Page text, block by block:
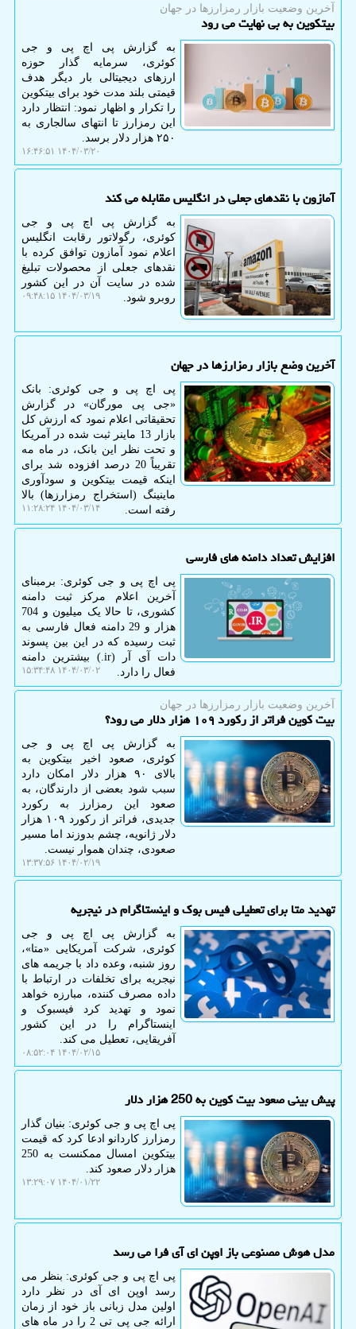
آخرین وضعیت بازار رمزارزها در جهان
بیتکوین به بی نهایت می رود
به گزارش پی اچ پی و جی
کوئری، سرمایه گذار حوزه
ارزهای دیجیتالی بار دیگر هدف
قیمتی بلند مدت خود برای بیتکوین
را تکرار و اظهار نمود: انتظار دارد
این رمزارز تا انتهای سالجاری به
۲۵۰ هزار دلار برسد.
۱۴۰۴/۰۳/۲۰ ۱۶:۴۶:۵۱
آمازون با نقدهای جعلی در انگلیس مقابله می کند
به گزارش پی اچ پی و جی
کوئری، رگولاتور رقابت انگلیس
اعلام نمود آمازون توافق کرده با
نقدهای جعلی از محصولات تبلیغ
شده در سایت آن در این کشور
روبرو شود.
۱۴۰۴/۰۳/۱۹ ۰۹:۴۸:۱۵
آخرین وضع بازار رمزارزها در جهان
پی اچ پی و جی کوئری: بانک
«جی پی مورگان» در گزارش
تحقیقاتی اعلام نمود که ارزش کل
بازار 13 ماینر ثبت شده در آمریکا
و تحت نظر این بانک، در ماه مه
تقریباً 20 درصد افزوده شد برای
اینکه قیمت بیتکوین و سودآوری
ماینینگ (استخراج رمزارزها) بالا
رفته است.
۱۴۰۴/۰۳/۱۴ ۱۱:۲۸:۲۴
افزایش تعداد دامنه های فارسی
پی اچ پی و جی کوئری: برمبنای
آخرین اعلام مرکز ثبت دامنه
کشوری، تا حالا یک میلیون و 704
هزار و 29 دامنه فعال فارسی به
ثبت رسیده که در این بین پسوند
دات آی آر (ir.) بیشترین دامنه
فعال را دارد.
۱۴۰۴/۰۳/۰۲ ۱۵:۳۴:۴۸
آخرین وضعیت بازار رمزارزها در جهان
بیت کوین فراتر از رکورد ۱۰۹ هزار دلار می رود؟
به گزارش پی اچ پی و جی
کوئری، صعود اخیر بیتکوین به
بالای ۹۰ هزار دلار امکان دارد
سبب شود بعضی از دارندگان، به
صعود این رمزارز به رکورد
جدیدی، فراتر از رکورد ۱۰۹ هزار
دلار ژانویه، چشم بدوزند اما مسیر
صعودی، چندان هموار نیست.
۱۴۰۴/۰۲/۱۹ ۱۳:۳۷:۵۶
تهدید متا برای تعطیلی فیس بوک و اینستاگرام در نیجریه
به گزارش پی اچ پی و جی
کوئری، شرکت آمریکایی «متا»،
روز شنبه، وعده داد با جریمه های
نیجریه برای تخلفات در ارتباط با
داده مصرف کننده، مبارزه خواهد
نمود و تهدید کرد فیسبوک و
اینستاگرام را در این کشور
آفریقایی، تعطیل می کند.
۱۴۰۴/۰۲/۱۵ ۰۸:۵۲:۰۴
پیش بینی صعود بیت کوین به 250 هزار دلار
پی اچ پی و جی کوئری: بنیان گذار
رمزارز کاردانو ادعا کرد که قیمت
بیتکوین امسال ممکنست به 250
هزار دلار صعود کند.
۱۴۰۴/۰۱/۲۲ ۱۳:۲۹:۰۷
مدل هوش مصنوعی باز اوپن ای آی فرا می رسد
پی اچ پی و جی کوئری: بنظر می
رسد اوپن ای آی در نظر دارد
اولین مدل زبانی باز خود از زمان
ارائه جی پی تی 2 را در ماه های